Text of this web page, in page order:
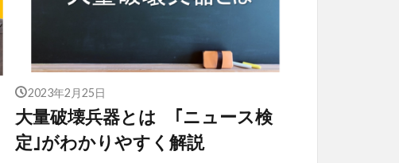
2023年2月25日
大量破壊兵器とは ｢ニュース検
定｣がわかりやすく解説